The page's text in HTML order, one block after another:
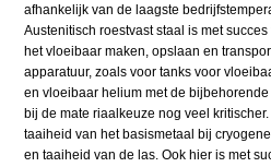
afhankelijk van de laagste
Austenitisch roestvast staal is met
het vloeibaar maken, opslaan en
apparatuur, zoals voor tanks voor
en vloeibaar helium met de
bij de mate riaalkeuze nog veel
taaiheid van het basismetaal bij
en taaiheid van de las. Ook hier is met